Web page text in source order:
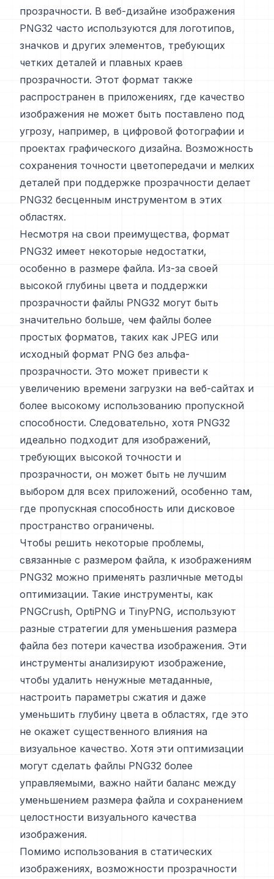
прозрачности. В веб-дизайне изображения
PNG32 часто используются для логотипов,
значков и других элементов, требующих
четких деталей и плавных краев
прозрачности. Этот формат также
распространен в приложениях, где качество
изображения не может быть поставлено под
угрозу, например, в цифровой фотографии и
проектах графического дизайна. Возможность
сохранения точности цветопередачи и мелких
деталей при поддержке прозрачности делает
PNG32 бесценным инструментом в этих
областях.
Несмотря на свои преимущества, формат
PNG32 имеет некоторые недостатки,
особенно в размере файла. Из-за своей
высокой глубины цвета и поддержки
прозрачности файлы PNG32 могут быть
значительно больше, чем файлы более
простых форматов, таких как JPEG или
исходный формат PNG без альфа-
прозрачности. Это может привести к
увеличению времени загрузки на веб-сайтах и
более высокому использованию пропускной
способности. Следовательно, хотя PNG32
идеально подходит для изображений,
требующих высокой точности и
прозрачности, он может быть не лучшим
выбором для всех приложений, особенно там,
где пропускная способность или дисковое
пространство ограничены.
Чтобы решить некоторые проблемы,
связанные с размером файла, к изображениям
PNG32 можно применять различные методы
оптимизации. Такие инструменты, как
PNGCrush, OptiPNG и TinyPNG, используют
разные стратегии для уменьшения размера
файла без потери качества изображения. Эти
инструменты анализируют изображение,
чтобы удалить ненужные метаданные,
настроить параметры сжатия и даже
уменьшить глубину цвета в областях, где это
не окажет существенного влияния на
визуальное качество. Хотя эти оптимизации
могут сделать файлы PNG32 более
управляемыми, важно найти баланс между
уменьшением размера файла и сохранением
целостности визуального качества
изображения.
Помимо использования в статических
изображениях, возможности прозрачности